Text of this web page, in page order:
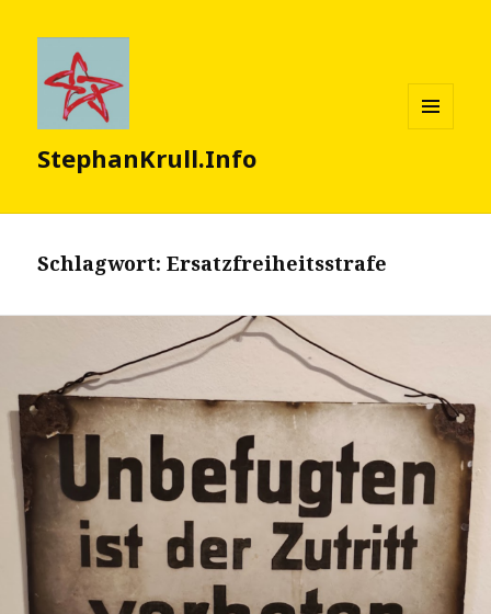
StephanKrull.Info
Schlagwort:Ersatzfreiheitsstrafe